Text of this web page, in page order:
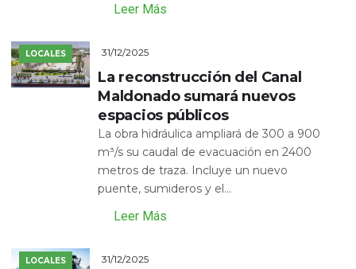
Leer Más
LOCALES 31/12/2025
La reconstrucción del Canal
Maldonado sumará nuevos
espacios públicos
La obra hidráulica ampliará de 300 a 900
m³/s su caudal de evacuación en 2400
metros de traza. Incluye un nuevo
puente, sumideros y el...
Leer Más
LOCALES 31/12/2025